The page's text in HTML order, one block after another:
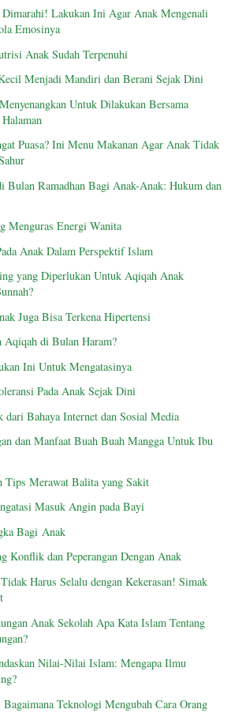
Dimarahi! Lakukan Ini Agar Anak Mengenali
Emosinya
Anak Sudah Terpenuhi
Menjadi Mandiri dan Berani Sejak Dini
Untuk Dilakukan Bersama
Puasa? Ini Menu Makanan Agar Anak Tidak
Bulan Ramadhan Bagi Anak-Anak: Hukum dan
Menguras Energi Wanita
Anak Dalam Perspektif Islam
yang Diperlukan Untuk Aqiqah Anak
Juga Bisa Terkena Hipertensi
Aqiqah di Bulan Haram?
Ini Untuk Mengatasinya
Pada Anak Sejak Dini
Bahaya Internet dan Sosial Media
dan Manfaat Buah Buah Mangga Untuk Ibu
Tips Merawat Balita yang Sakit
Masuk Angin pada Bayi
Bagi Anak
Konflik dan Peperangan Dengan Anak
Harus Selalu dengan Kekerasan! Simak
Anak Sekolah Apa Kata Islam Tentang
Nilai-Nilai Islam: Mengapa Ilmu
Teknologi Mengubah Cara Orang